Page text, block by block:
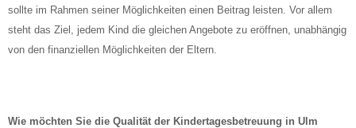
sollte im Rahmen seiner Möglichkeiten einen Beitrag leisten. Vor allem
steht das Ziel, jedem Kind die gleichen Angebote zu eröffnen, unabhängig
von den finanziellen Möglichkeiten der Eltern.
Wie möchten Sie die Qualität der Kindertagesbetreuung in Ulm